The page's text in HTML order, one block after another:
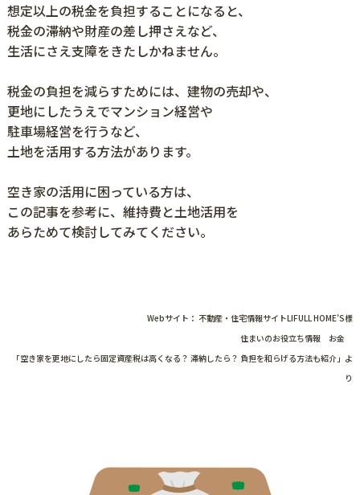
想定以上の税金を負担することになると、
税金の滞納や財産の差し押さえなど、
生活にさえ支障をきたしかねません。
税金の負担を減らすためには、建物の売却や、
更地にしたうえでマンション経営や
駐車場経営を行うなど、
土地を活用する方法があります。
空き家の活用に困っている方は、
この記事を参考に、維持費と土地活用を
あらためて検討してみてください。
Webサイト： 不動産・住宅情報サイトLIFULL HOME’S様
住まいのお役立ち情報 お金
「空き家を更地にしたら固定資産税は高くなる？ 滞納したら？ 負担を和らげる方法も紹介」よ
り